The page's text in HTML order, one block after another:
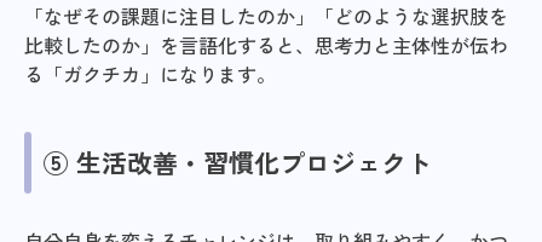
「なぜその課題に注目したのか」「どのような選択肢を
比較したのか」を言語化すると、思考力と主体性が伝わ
る「ガクチカ」になります。
⑤ 生活改善・習慣化プロジェクト